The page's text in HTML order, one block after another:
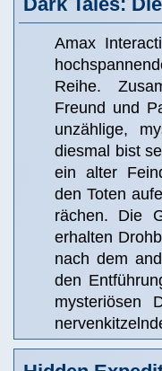
Amax
Reihe.
Freund und
unzählige,
diesmal bist
ein alter
den Toten
rächen. Die
erhalten
nach dem
den
mysteriösen